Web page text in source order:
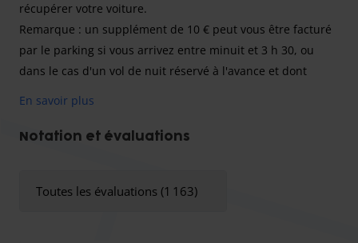
récupérer votre voiture.
Remarque : un supplément de 10 € peut vous être facturé
par le parking si vous arrivez entre minuit et 3 h 30, ou
dans le cas d'un vol de nuit réservé à l'avance et dont
devrez payer un supplément sur place à ce parking. Afin
de confirmation.
En savoir plus
Notation et évaluations
Toutes les évaluations (1 163)